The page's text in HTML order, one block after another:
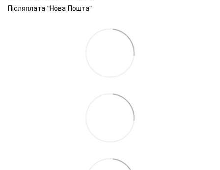
Післяплата "Нова Пошта"